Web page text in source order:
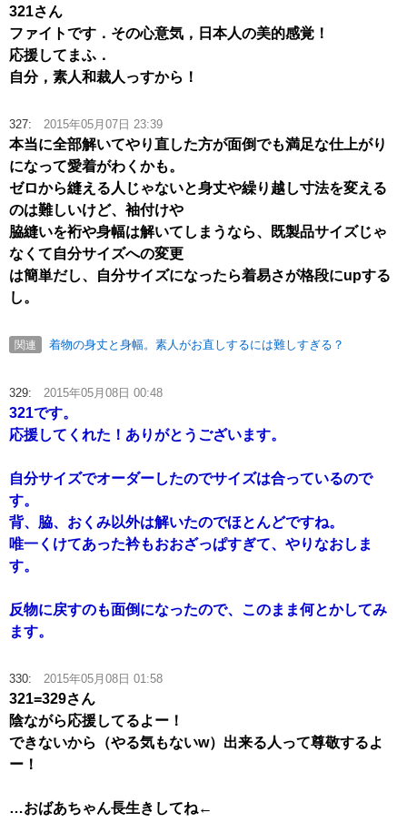
321さん
ファイトです．その心意気，日本人の美的感覚！
応援してまふ．
自分，素人和裁人っすから！
327: 2015年05月07日 23:39
本当に全部解いてやり直した方が面倒でも満足な仕上がり
になって愛着がわくかも。
ゼロから縫える人じゃないと身丈や繰り越し寸法を変える
のは難しいけど、袖付けや
脇縫いを裄や身幅は解いてしまうなら、既製品サイズじゃ
なくて自分サイズへの変更
は簡単だし、自分サイズになったら着易さが格段にupする
し。
関連 着物の身丈と身幅。素人がお直しするには難しすぎる？
329: 2015年05月08日 00:48
321です。
応援してくれた！ありがとうございます。
自分サイズでオーダーしたのでサイズは合っているので
す。
背、脇、おくみ以外は解いたのでほとんどですね。
唯一くけてあった衿もおおざっぱすぎて、やりなおしま
す。
反物に戻すのも面倒になったので、このまま何とかしてみ
ます。
330: 2015年05月08日 01:58
321=329さん
陰ながら応援してるよー！
できないから（やる気もないw）出来る人って尊敬するよ
ー！
…おばあちゃん長生きしてね←